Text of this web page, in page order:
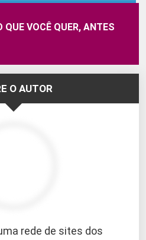
VOCÊ QUER, ANTES
O AUTOR
rede de sites dos